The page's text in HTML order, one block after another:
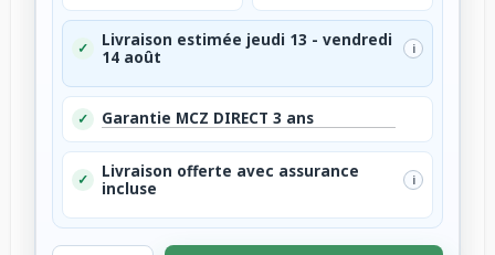
✓
Livraison estimée jeudi 13 - vendredi
14 août
i
✓ Garantie MCZ DIRECT 3 ans
✓
Livraison offerte avec assurance
incluse
i